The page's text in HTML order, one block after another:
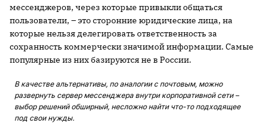
мессенджеров, через которые привыкли общаться
пользователи, – это сторонние юридические лица, на
которые нельзя делегировать ответственность за
сохранность коммерчески значимой информации. Самые
популярные из них базируются не в России.
В качестве альтернативы, по аналогии с почтовым, можно
развернуть сервер мессенджера внутри корпоративной сети –
выбор решений обширный, несложно найти что-то подходящее
под свои нужды.